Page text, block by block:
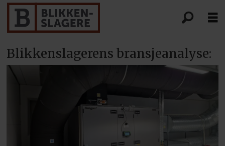
Blikkenslagerens bransjeanalyse: